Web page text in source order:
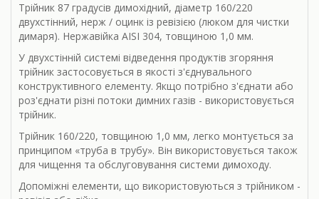
Трійник 87 градусів димохідний, діаметр 160/220
двухстінний, нерж / оцинк із ревізією (люком для чистки
димаря). Нержавійка AISI 304, товщиною 1,0 мм.
У двухстінній системі відведення продуктів згоряння
трійник застосовується в якості з'єднувального
конструктивного елементу. Якщо потрібно з'єднати або
роз'єднати різні потоки димних газів - використовується
трійник.
Трійник 160/220, товщиною 1,0 мм, легко монтується за
принципом «труба в трубу». Він використовується також
для чищення та обслуговування системи димоходу.
Допоміжні елементи, що використовуються з трійником -